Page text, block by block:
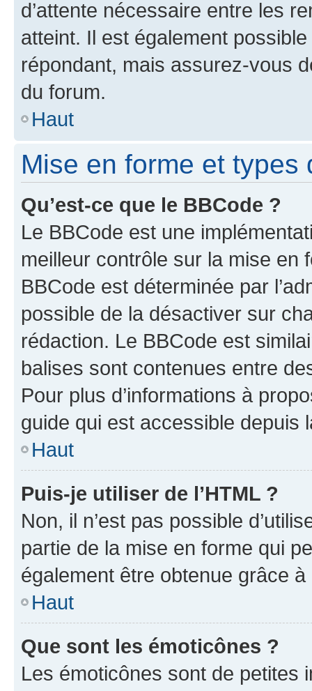
d’attente nécessaire entre les
atteint. Il est également
répondant, mais assurez-vous
du forum.
Haut
Mise en forme et types
Qu’est-ce que le BBCode ?
Le BBCode est une
meilleur contrôle sur la mise en
BBCode est déterminée par
possible de la désactiver sur
rédaction. Le BBCode est
balises sont contenues entre
Pour plus d’informations à
guide qui est accessible depuis
Haut
Puis-je utiliser de l’HTML ?
Non, il n’est pas possible
partie de la mise en forme qui
également être obtenue grâce à
Haut
Que sont les émoticônes ?
Les émoticônes sont de petites